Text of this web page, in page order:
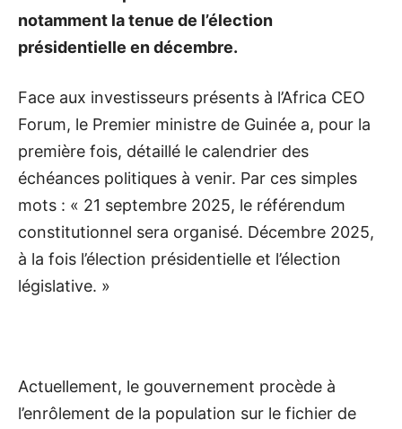
notamment la tenue de l’élection
présidentielle en décembre.
Face aux investisseurs présents à l’Africa CEO
Forum, le Premier ministre de Guinée a, pour la
première fois, détaillé le calendrier des
échéances politiques à venir. Par ces simples
mots : « 21 septembre 2025, le référendum
constitutionnel sera organisé. Décembre 2025,
à la fois l’élection présidentielle et l’élection
législative. »
Actuellement, le gouvernement procède à
l’enrôlement de la population sur le fichier de